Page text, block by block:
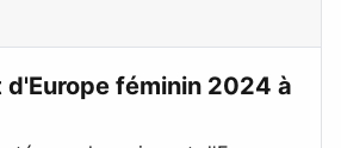
d'Europe féminin 2024 à